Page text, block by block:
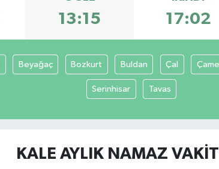
13:15 17:02
Beyağaç Bozkurt Buldan Çal
Serinhisar Tavas
KALE AYLIK NAMAZ